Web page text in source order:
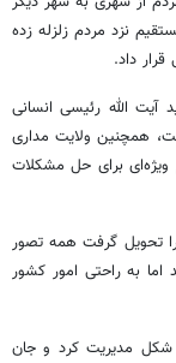
نزد مردم زلزله زده
داد.
آیت الله رئیسی انسانی
همچنین ولایت مداری
ویژه‌ای برای حل مشکلات
تحویل گرفت همه تصور
اما به راحتی امور کشور
شکل مدیریت کرد و جان